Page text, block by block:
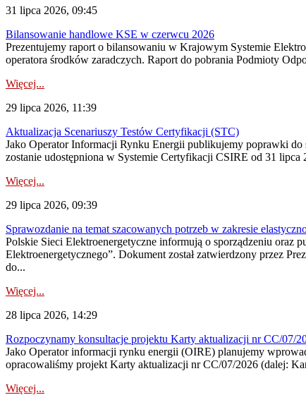
31 lipca 2026, 09:45
Bilansowanie handlowe KSE w czerwcu 2026
Prezentujemy raport o bilansowaniu w Krajowym Systemie
operatora środków zaradczych. Raport do pobrania Podmioty
Więcej...
29 lipca 2026, 11:39
Aktualizacja Scenariuszy Testów Certyfikacji (STC)
Jako Operator Informacji Rynku Energii publikujemy poprawki
zostanie udostępniona w Systemie Certyfikacji CSIRE od 31
Więcej...
29 lipca 2026, 09:39
Sprawozdanie na temat szacowanych potrzeb w zakresie
Polskie Sieci Elektroenergetyczne informują o sporządzeniu oraz
Elektroenergetycznego”. Dokument został zatwierdzony przez
do...
Więcej...
28 lipca 2026, 14:29
Rozpoczynamy konsultacje projektu Karty aktualizacji nr CC/07/
Jako Operator informacji rynku energii (OIRE) planujemy
opracowaliśmy projekt Karty aktualizacji nr CC/07/2026 (dalej:
Więcej...